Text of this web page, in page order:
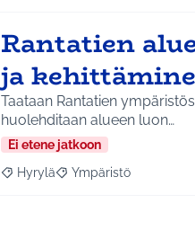
Rantatien
ja
Taataan Rantatien
huolehditaan alueen luon…
Ei etene jatkoon
Rajaa tulokset aihepiirin mukaan:
Hyrylä Rajaa tulokset teeman
Ympäristö